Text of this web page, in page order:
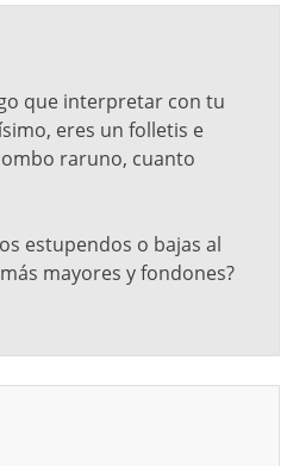
que interpretar con tu
eres un folletis e
raruno, cuanto
estupendos o bajas al
mayores y fondones?